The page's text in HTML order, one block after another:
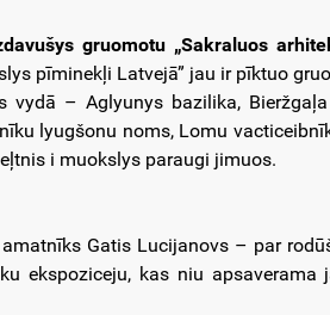
gruomotu „Sakraluos
pīminekļi Latvejā” jau ir pīktuo
– Aglyunys bazilika,
lyugšonu noms, Lomu
i muokslys paraugi jimuos.
Gatis Lucijanovs – par
ekspoziceju, kas niu apsaverama